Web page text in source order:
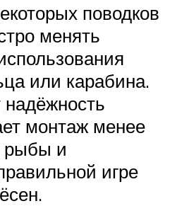
поводков
менять
или карабина.
монтаж менее
рыбы и
игре